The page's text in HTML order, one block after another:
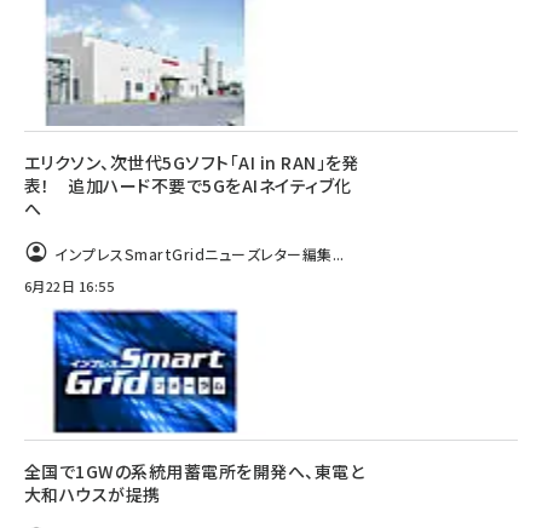
エリクソン、次世代5Gソフト「AI in RAN」を発
表！ 追加ハード不要で5GをAIネイティブ化
へ
インプレスSmartGridニューズレター編集...
6月22日 16:55
全国で1GWの系統用蓄電所を開発へ、東電と
大和ハウスが提携